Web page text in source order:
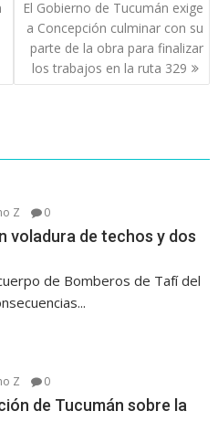
El Gobierno de Tucumán exige
a Concepción culminar con su
parte de la obra para finalizar
los trabajos en la ruta 329
Z 0
voladura de techos y dos
de Bomberos de Tafí del
Z 0
de Tucumán sobre la